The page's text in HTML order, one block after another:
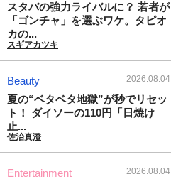
スタバの強力ライバルに？ 若者が
「ゴンチャ」を選ぶワケ。タピオ
カの...
スギアカツキ
Beauty 2026.08.04
夏の“ベタベタ地獄”が秒でリセッ
ト！ ダイソーの110円「日焼け
止...
佐治真澄
Entertainment 2026.08.04